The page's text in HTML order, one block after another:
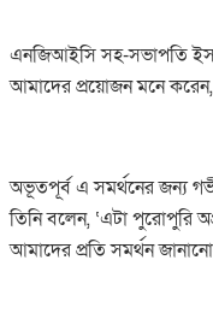
এনজিআইসি সহ-সভাপতি
আমাদের প্রয়োজন মনে
অভূতপূর্ব এ সমর্থনের জন্য
তিনি বলেন, ‘এটা পুরোপুরি
আমাদের প্রতি সমর্থন